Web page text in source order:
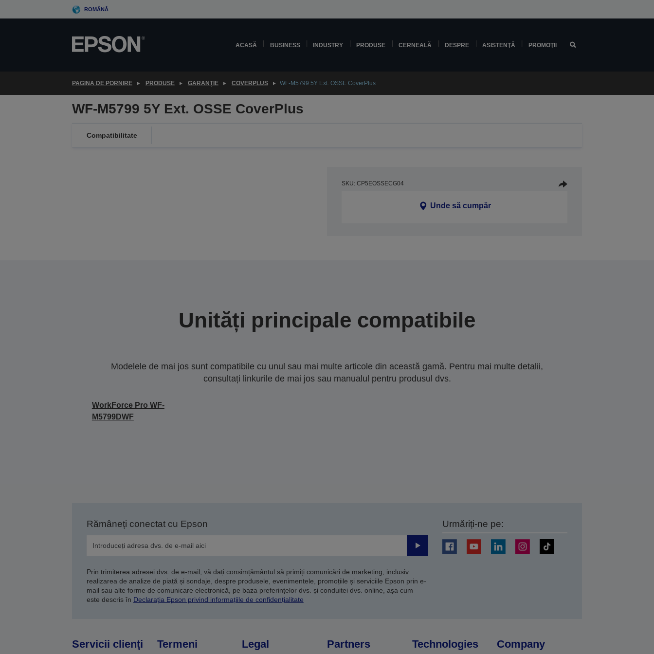
to
ROMÂNĂ
ACASĂ BUSINESS INDUSTRY PRODUSE CERNEALĂ DESPRE ASISTENŢĂ PROMOŢII
PAGINA DE PORNIRE PRODUSE GARANȚIE COVERPLUS WF-M5799 5Y Ext. OSSE CoverPlus
WF-M5799 5Y Ext. OSSE CoverPlus
Compatibilitate
SKU: CP5EOSSECG04
Unde să cumpăr
Unități principale compatibile
Modelele de mai jos sunt compatibile cu unul sau mai multe articole din această gamă. Pentru mai multe detalii,
consultați linkurile de mai jos sau manualul pentru produsul dvs.
WorkForce Pro WF-
M5799DWF
Rămâneți conectat cu Epson
Trimiteți
Prin trimiterea adresei dvs. de e-mail, vă dați consimțământul să primiți comunicări de marketing, inclusiv
realizarea de analize de piață și sondaje, despre produsele, evenimentele, promoțiile și serviciile Epson prin e-
mail sau alte forme de comunicare electronică, pe baza preferințelor dvs. și conduitei dvs. online, așa cum
este descris în Declarația Epson privind informațiile de confidențialitate
Urmăriți-ne pe:
Servicii clienţi Termeni Legal Partners Technologies Company